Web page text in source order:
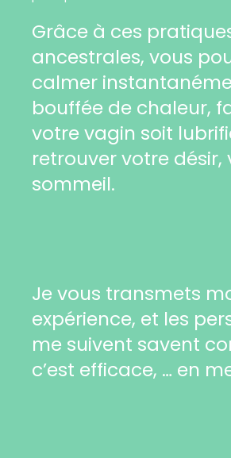
Grâce à ces
ancestrales, vous
calmer
bouffée de chaleur,
votre vagin soit
retrouver votre désir,
sommeil.
Je vous transmets
expérience, et les
me suivent savent
c’est efficace, … en